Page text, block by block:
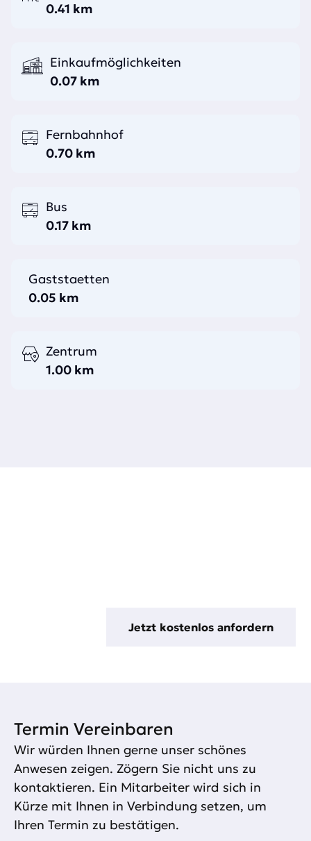
0.41 km
Einkaufmöglichkeiten
0.07 km
Fernbahnhof
0.70 km
Bus
0.17 km
Gaststaetten
0.05 km
Zentrum
1.00 km
Jetzt kostenlos anfordern
Termin Vereinbaren​
Wir würden Ihnen gerne unser schönes
Anwesen zeigen. Zögern Sie nicht uns zu
kontaktieren. Ein Mitarbeiter wird sich in
Kürze mit Ihnen in Verbindung setzen, um
Ihren Termin zu bestätigen.